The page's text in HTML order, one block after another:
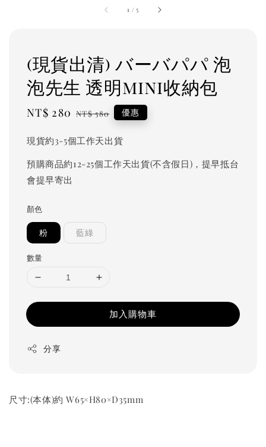
1 /5
(現貨出清) バーバパパ 泡
泡先生 透明mini收納包
Sale
NT$ 280 Regular
NT$ 580 優惠
現貨約3-5個工作天出貨
預購商品約12-25個工作天出貨(不含假日)，提早抵台
會提早寄出
顏色
粉 藍綠
數量
加入購物車
分享
尺寸:(本体)約 W65×H80×D35mm